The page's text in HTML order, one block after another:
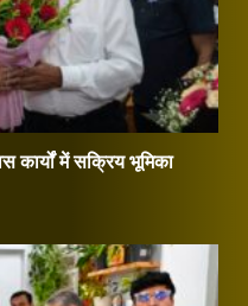
कार्यों में सक्रिय भूमिका